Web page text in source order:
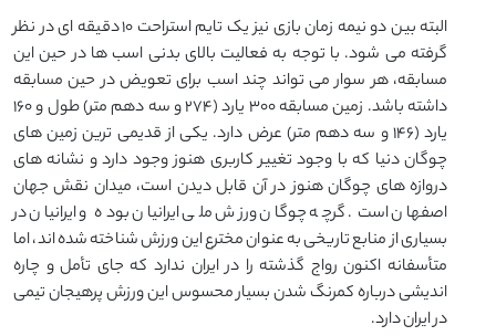
البته بین دو نیمه زمان بازی نیز یک تایم استراحت ۱۰ دقیقه ای در نظر
گرفته می شود. با توجه به فعالیت بالای بدنی اسب ها در حین این
مسابقه، هر سوار می تواند چند اسب برای تعویض در حین مسابقه
داشته باشد. زمین مسابقه ۳۰۰ یارد (۲۷۴ و سه دهم متر) طول و ۱۶۰
یارد (۱۴۶ و سه دهم متر) عرض دارد. یکی از قدیمی ترین زمین های
چوگان دنیا که با وجود تغییر کاربری هنوز وجود دارد و نشانه های
دروازه های چوگان هنوز در آن قابل دیدن است، میدان نقش جهان
اصفهان است. گرچه چوگان ورزش ملی ایرانیان بوده و ایرانیان در
بسیاری از منابع تاریخی به عنوان مخترع این ورزش شناخته شده اند، اما
متأسفانه اکنون رواج گذشته را در ایران ندارد که جای تأمل و چاره
اندیشی درباره کمرنگ شدن بسیار محسوس این ورزش پرهیجان تیمی
در ایران دارد.